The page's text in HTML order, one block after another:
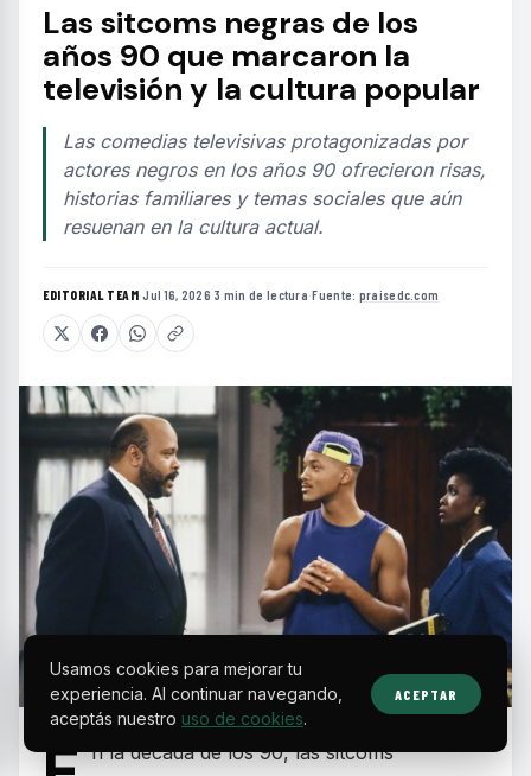
Las sitcoms negras de los
años 90 que marcaron la
televisión y la cultura popular
Las comedias televisivas protagonizadas por
actores negros en los años 90 ofrecieron risas,
historias familiares y temas sociales que aún
resuenan en la cultura actual.
EDITORIAL TEAM·Jul 16, 2026·3 min de lectura·Fuente: praisedc.com
n la década de los 90, las sitcoms
Usamos cookies para mejorar tu
experiencia. Al continuar navegando,
aceptás nuestro uso de cookies.
ACEPTAR